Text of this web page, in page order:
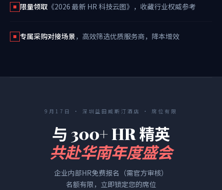
限量领取 《2026 最新 HR 科技云图》，收藏行业权威参考
专属采购对接场景 ，高效筛选优质服务商，降本增效
9月17日 · 深圳益田威斯汀酒店 · 席位有限
与 300+ HR 精英
共赴华南年度盛会
企业内部HR免费报名（需官方审核）
名额有限，立即锁定您的席位